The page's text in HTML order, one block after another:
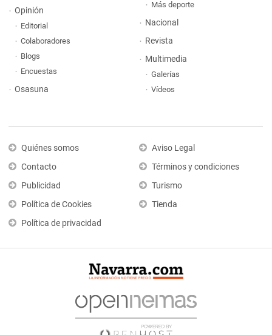
Opinión
Editorial
Colaboradores
Blogs
Encuestas
Osasuna
Más deporte
Nacional
Revista
Multimedia
Galerías
Vídeos
Quiénes somos
Contacto
Publicidad
Política de Cookies
Política de privacidad
Aviso Legal
Términos y condiciones
Turismo
Tienda